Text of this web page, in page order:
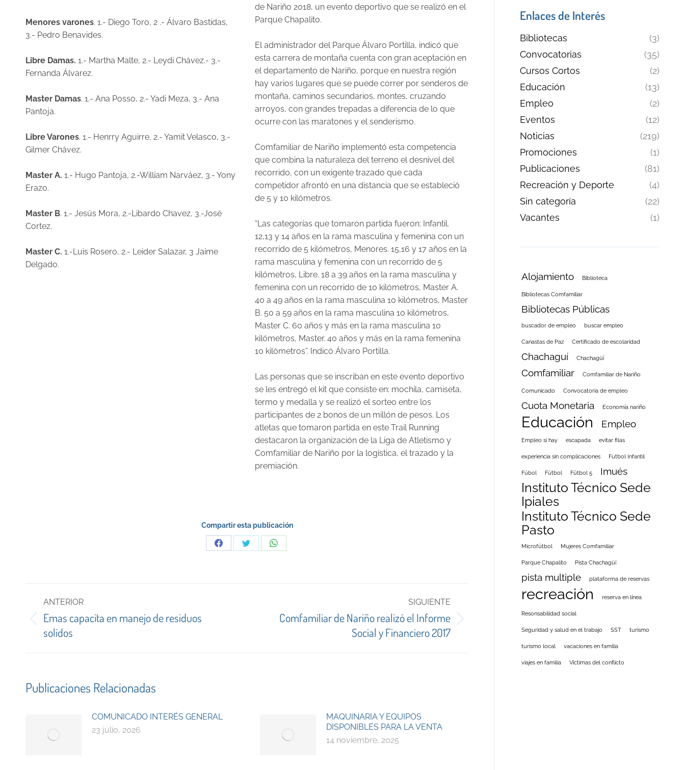
Menores varones. 1.- Diego Toro, 2 .- Álvaro Bastidas,
3.- Pedro Benavides.
Libre Damas. 1.- Martha Malte, 2.- Leydi Chávez.- 3.-
Fernanda Álvarez.
Master Damas. 1.- Ana Posso, 2.- Yadi Meza, 3.- Ana
Pantoja.
Libre Varones. 1.- Henrry Aguirre, 2.- Yamit Velasco, 3.-
Gilmer Chávez.
Master A. 1.- Hugo Pantoja, 2.-William Narváez, 3.- Yony
Erazo.
Master B. 1.- Jesús Mora, 2.-Libardo Chavez, 3.-José
Cortez.
Master C. 1.-Luis Rosero, 2.- Leider Salazar, 3 Jaime
Delgado.
de Nariño 2018, un evento deportivo que se realizó en el
Parque Chapalito.
El administrador del Parque Álvaro Portilla, indicó que
esta carrera de montaña cuenta con gran aceptación en
el departamento de Nariño, porque en nuestra región
hay varios lugares que se puede correr por senderos de
montaña, caminos secundarios, montes, cruzando
arroyos, con grandes trepadas a diferencia de lo que
ocurre con las maratones y el senderismo.
Comfamiliar de Nariño implementó esta competencia
que combina la naturaleza del terreno el desnivel del
recorrido, con un exigente trazado que cada
competidor afrontó en una distancia que se estableció
de 5 y 10 kilómetros.
“Las categorías que tomaron partida fueron: Infantil.
12,13 y 14 años en la rama masculina y femenina con un
recorrido de 5 kilómetros, Menores. 15,16 y 17 años en la
rama masculina y femenina con un recorrido de 5
kilómetros, Libre. 18 a 39 años en la rama masculina y
femenina con un recorrido de 10 kilómetros, Master A.
40 a 49 años en la rama masculina 10 kilómetros, Master
B. 50 a 59 años en la rama masculina 10 kilómetros,
Master C. 60 años y más en la rama masculina 10
kilómetros, Master. 40 años y más en la rama femenina
10 kilómetros”. Indicó Álvaro Portilla.
Las personas que se inscriban en este evento deportivo
se les entregó el kit que consiste en: mochila, camiseta,
termo y medalla y se realizó el sorteo entre los
participantes de 2 bonos de un millón de pesos. Los
atletas que tomaron partida en este Trail Running
destacaron la organización de la Liga de Atletismo y
Comfamiliar de Nariño por la logística, el trazado y la
premiación.
Compartir esta publicación
Share Share Share
entre
publicaciones
ANTERIOR
Publicación
anterior:
Emas capacita en manejo de residuos
solidos
SIGUIENTE
Publicación
Comfamiliar de Nariño realizó el Informe
Social y Financiero 2017
Publicaciones Relacionadas
COMUNICADO INTERÉS GENERAL
23 julio, 2026
MAQUINARIA Y EQUIPOS
DISPONIBLES PARA LA VENTA
14 noviembre, 2025
Enlaces de Interés
Bibliotecas
(3)
Convocatorias
(35)
Cursos Cortos
(2)
Educación
(13)
Empleo
(2)
Eventos
(12)
Noticias
(219)
Promociones
(1)
Publicaciones
(81)
Recreación y Deporte
(4)
Sin categoría
(22)
Vacantes
(1)
Alojamiento Biblioteca
Bibliotecas Comfamiliar
Bibliotecas Públicas
buscador de empleo buscar empleo
Canastas de Paz Certificado de escolaridad
Chachaguí Chachagüí
Comfamiliar Comfamiliar de Nariño
Comunicado Convocatoria de empleo
Cuota Monetaria Economía nariño
Educación Empleo
Empleo si hay escapada evitar filas
experiencia sin complicaciones Futbol Infantil
Fúbol Fútbol Fútbol 5 Imués
Instituto Técnico Sede
Ipiales
Instituto Técnico Sede
Pasto
Microfútbol Mujeres Comfamiliar
Parque Chapalito Pista Chachagüí
pista multiple plataforma de reservas
recreación reserva en línea
Resonsabilidad social
Seguridad y salud en el trabajo SST turismo
turismo local vacaciones en familia
viajes en familia Víctimas del conflicto